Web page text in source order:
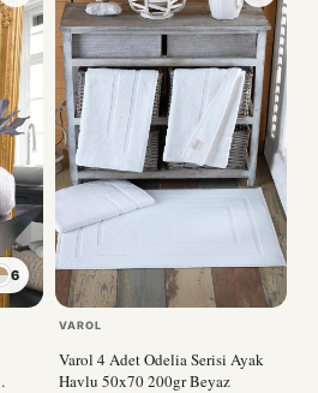
6
VAROL
Varol 4 Adet Odelia Serisi Ayak
Havlu 50x70 200gr Beyaz